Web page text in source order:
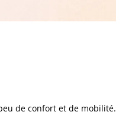
de confort et de mobilité.